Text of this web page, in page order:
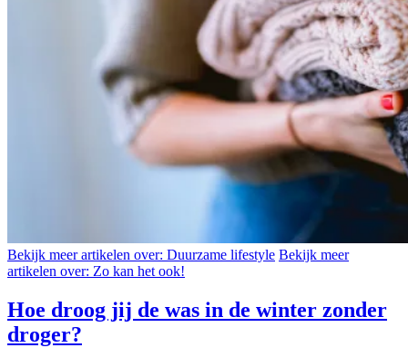
Bekijk meer artikelen over: Duurzame lifestyle Bekijk meer
artikelen over: Zo kan het ook!
Hoe droog jij de was in de winter zonder
droger?